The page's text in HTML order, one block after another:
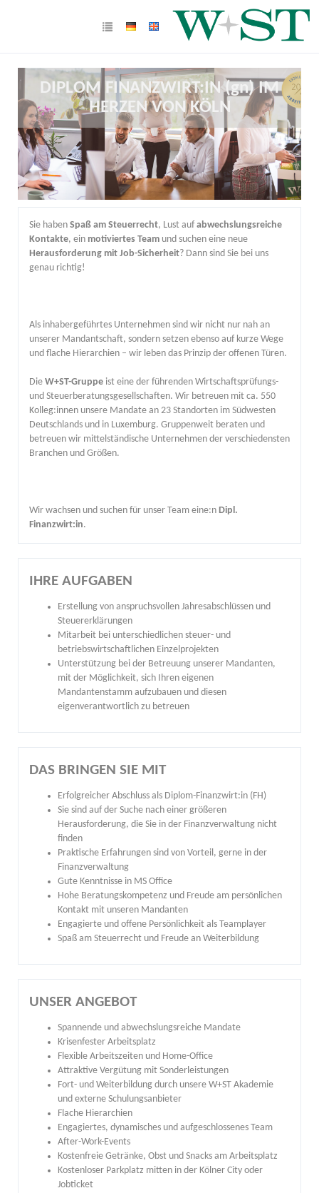
DIPLOM FINANZWIRT:IN (gn) IM
HERZEN VON KÖLN
Sie haben Spaß am Steuerrecht, Lust auf abwechslungsreiche
Kontakte, ein motiviertes Team und suchen eine neue
Herausforderung mit Job-Sicherheit? Dann sind Sie bei uns
genau richtig!
Als inhabergeführtes Unternehmen sind wir nicht nur nah an
unserer Mandantschaft, sondern setzen ebenso auf kurze Wege
und flache Hierarchien – wir leben das Prinzip der offenen Türen.
Die W+ST-Gruppe ist eine der führenden Wirtschaftsprüfungs-
und Steuerberatungsgesellschaften. Wir betreuen mit ca. 550
Kolleg:innen unsere Mandate an 23 Standorten im Südwesten
Deutschlands und in Luxemburg. Gruppenweit beraten und
betreuen wir mittelständische Unternehmen der verschiedensten
Branchen und Größen.
Wir wachsen und suchen für unser Team eine:n Dipl.
Finanzwirt:in.
IHRE AUFGABEN
Erstellung von anspruchsvollen Jahresabschlüssen und
Steuererklärungen
Mitarbeit bei unterschiedlichen steuer- und
betriebswirtschaftlichen Einzelprojekten
Unterstützung bei der Betreuung unserer Mandanten,
mit der Möglichkeit, sich Ihren eigenen
Mandantenstamm aufzubauen und diesen
eigenverantwortlich zu betreuen
DAS BRINGEN SIE MIT
Erfolgreicher Abschluss als Diplom-Finanzwirt:in (FH)
Sie sind auf der Suche nach einer größeren
Herausforderung, die Sie in der Finanzverwaltung nicht
finden
Praktische Erfahrungen sind von Vorteil, gerne in der
Finanzverwaltung
Gute Kenntnisse in MS Office
Hohe Beratungskompetenz und Freude am persönlichen
Kontakt mit unseren Mandanten
Engagierte und offene Persönlichkeit als Teamplayer
Spaß am Steuerrecht und Freude an Weiterbildung
UNSER ANGEBOT
Spannende und abwechslungsreiche Mandate
Krisenfester Arbeitsplatz
Flexible Arbeitszeiten und Home-Office
Attraktive Vergütung mit Sonderleistungen
Fort- und Weiterbildung durch unsere W+ST Akademie
und externe Schulungsanbieter
Flache Hierarchien
Engagiertes, dynamisches und aufgeschlossenes Team
After-Work-Events
Kostenfreie Getränke, Obst und Snacks am Arbeitsplatz
Kostenloser Parkplatz mitten in der Kölner City oder
Jobticket